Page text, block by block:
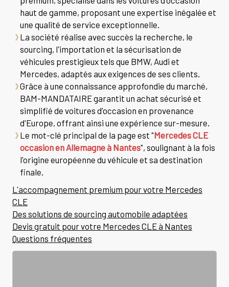
haut de gamme, proposant une expertise inégalée et
une qualité de service exceptionnelle.
La société réalise avec succès la recherche, le
sourcing, l'importation et la sécurisation de
véhicules prestigieux tels que BMW, Audi et
Mercedes, adaptés aux exigences de ses clients.
Grâce à une connaissance approfondie du marché,
BAM-MANDATAIRE garantit un achat sécurisé et
simplifié de voitures d'occasion en provenance
d'Europe, offrant ainsi une expérience sur-mesure.
Le mot-clé principal de la page est "Mercedes CLE
occasion en Allemagne à Nantes", soulignant à la fois
l'origine européenne du véhicule et sa destination
finale.
L'accompagnement premium pour votre Mercedes
CLE
Des solutions de sourcing automobile adaptées
Devis gratuit pour votre Mercedes CLE à Nantes
Questions fréquentes